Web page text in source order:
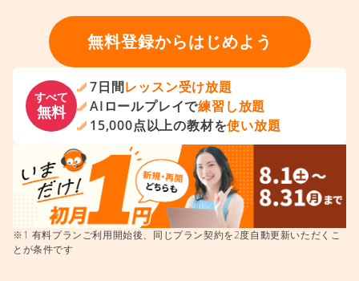
無料登録からはじめよう
すべて
無料
7日間レッスン受け放題
AIロールプレイで練習し放題
15,000点以上の教材を使い放題
※1 有料プランご利用開始後、同じプラン契約を2度自動更新いただくこ
とが条件です